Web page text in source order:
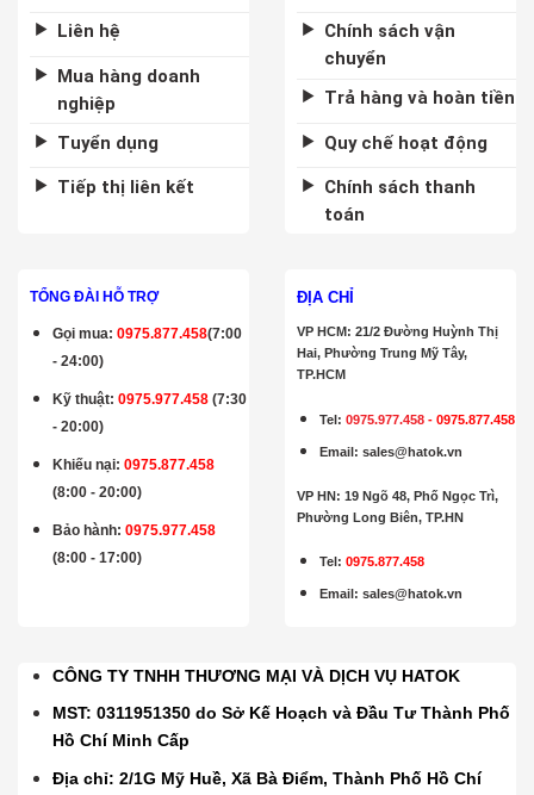
Liên hệ
Mua hàng doanh
nghiệp
Tuyển dụng
Tiếp thị liên kết
Chính sách vận
chuyển
Trả hàng và hoàn tiền
Quy chế hoạt động
Chính sách thanh
toán
TỔNG ĐÀI HỖ TRỢ
Gọi mua:0975.877.458(7:00
- 24:00)
Kỹ thuật:0975.977.458 (7:30
- 20:00)
Khiếu nại: 0975.877.458
(8:00 - 20:00)
Bảo hành:0975.977.458
(8:00 - 17:00)
ĐỊA CHỈ
VP HCM: 21/2 Đường Huỳnh Thị
Hai, Phường Trung Mỹ Tây,
TP.HCM
Tel:0975.977.458 -0975.877.458
Email:sales@hatok.vn
VP HN: 19 Ngõ 48, Phố Ngọc Trì,
Phường Long Biên, TP.HN
Tel: 0975.877.458
Email :sales@hatok.vn
CÔNG TY TNHH THƯƠNG MẠI VÀ DỊCH VỤ HATOK
MST: 0311951350 do Sở Kế Hoạch và Đầu Tư Thành Phố
Hồ Chí Minh Cấp
Địa chỉ: 2/1G Mỹ Huề, Xã Bà Điểm, Thành Phố Hồ Chí